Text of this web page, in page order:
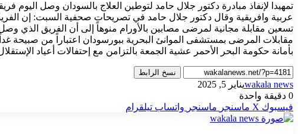
تمهيدا لإنفاذ مبادرة دكتور جلال حامد لتوطين العلاج بالسودان وصل
عربية وافريقية وقال دكتور جلال حامد في تصريحات صحفية السبت: إن
تسعين مقابلة مجانية لمرضى مصابين بالأورام منوهاً إلى أن الفريق
مقابلات المرضى بمستشفى الموانئ البحرية ببورسودان اعتباراً من صبيحة
بأمانة حكومة البحر الأحمر عشية الجمعة بالتزامن مع إحتفالات أعياد
نسخ الرابط
wakala newsيناير 5, 2025
0 دقيقة واحدة
فيسبوك ‫X ماسنجر ماسنجر واتساب تيلقرام